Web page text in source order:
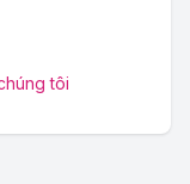
tôi